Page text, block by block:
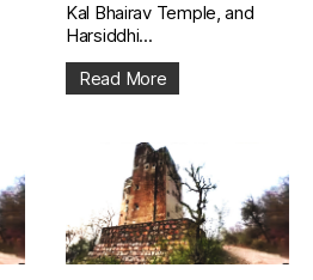
Kal Bhairav Temple, and
Harsiddhi...
Read More